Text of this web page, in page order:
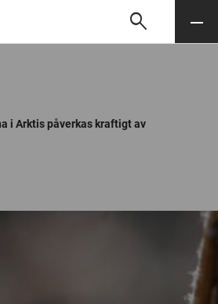
Söksearch Meny
i Arktis påverkas kraftigt av